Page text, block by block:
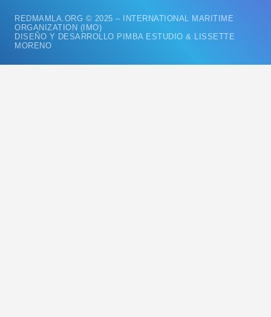
REDMAMLA.ORG © 2025 – INTERNATIONAL MARITIME
ORGANIZATION (IMO)
DISEÑO Y DESARROLLO PIMBA ESTUDIO & LISSETTE
MORENO